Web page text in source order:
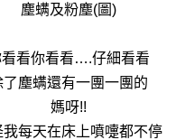
塵螨及粉塵(圖)
看你看看….仔細看看
了塵螨還有一團一團的
媽呀!!
我每天在床上噴嚏都不停